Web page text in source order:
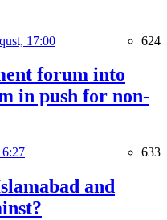
17:00 624
forum into
in push for non-
633
and